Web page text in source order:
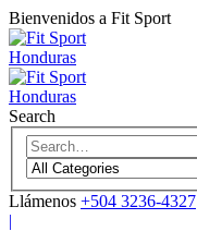
Bienvenidos a Fit Sport
Search
Llámenos +504 3236-4327
|